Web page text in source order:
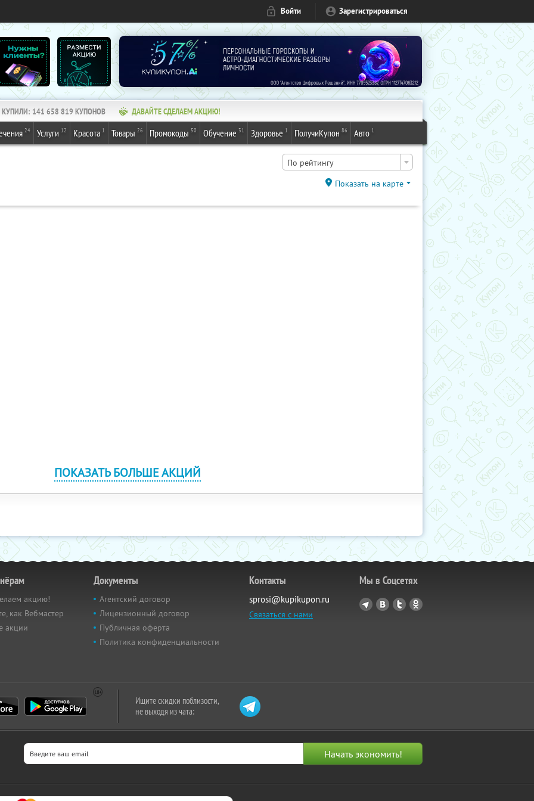
Войти Зарегистрироваться
КУПИЛИ: 141 658 819 КУПОНОВ ДАВАЙТЕ СДЕЛАЕМ АКЦИЮ!
24 Услуги 12 Красота 1 Товары 26 Промокоды 50 Обучение 31 Здоровье 1 ПолучиКупон 86 Авто 1
По рейтингу
Показать на карте
ПОКАЗАТЬ БОЛЬШЕ АКЦИЙ
акцию!
как Вебмастер
акции
Документы
Агентский договор
Лицензионный договор
Публичная оферта
Политика конфиденциальности
Контакты
sprosi@kupikupon.ru
Связаться с нами
Мы в Соцсетях
Ищите скидки поблизости,
не выходя из чата: